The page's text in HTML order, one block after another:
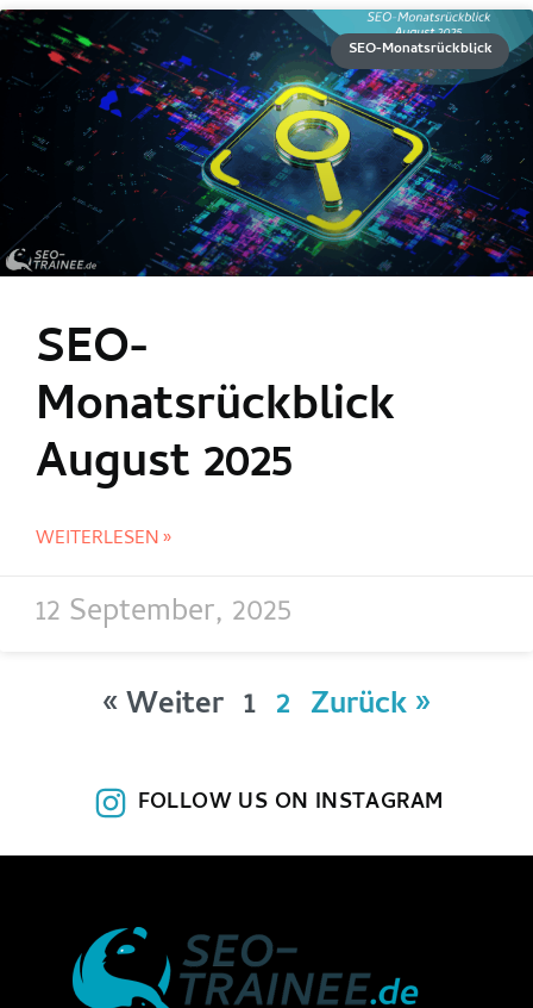
SEO-Monatsrückblick
SEO-
Monatsrückblick
August 2025
WEITERLESEN »
12 September, 2025
« Weiter 1 2 Zurück »
FOLLOW US ON INSTAGRAM